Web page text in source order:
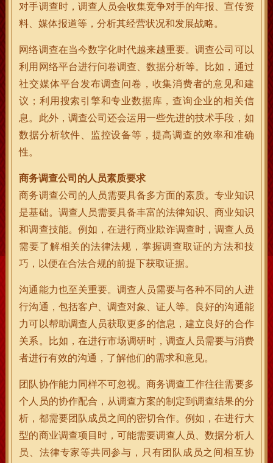
对手调查时，调查人员会收集竞争对手的年报、宣传资
料、媒体报道等，分析其经营状况和发展战略。
网络调查在当今数字化时代越来越重要。调查公司可以
利用网络平台进行问卷调查、数据分析等。比如，通过
社交媒体平台发布调查问卷，收集消费者的意见和建
议；利用搜索引擎和专业数据库，查询企业的相关信
息。此外，调查公司还会运用一些先进的技术手段，如
数据分析软件、监控设备等，提高调查的效率和准确
性。
商务调查公司的人员素质要求
商务调查公司的人员需要具备多方面的素质。专业知识
是基础。调查人员需要具备丰富的法律知识、商业知识
和调查技能。例如，在进行商业欺诈调查时，调查人员
需要了解相关的法律法规，掌握调查取证的方法和技
巧，以便在合法合规的前提下获取证据。
沟通能力也至关重要。调查人员需要与各种不同的人进
行沟通，包括客户、调查对象、证人等。良好的沟通能
力可以帮助调查人员获取更多的信息，建立良好的合作
关系。比如，在进行市场调研时，调查人员需要与消费
者进行有效的沟通，了解他们的需求和意见。
团队协作能力同样不可忽视。商务调查工作往往需要多
个人员的协作配合，从调查方案的制定到调查结果的分
析，都需要团队成员之间的密切合作。例如，在进行大
型的商业调查项目时，可能需要调查人员、数据分析人
员、法律专家等共同参与，只有团队成员之间相互协